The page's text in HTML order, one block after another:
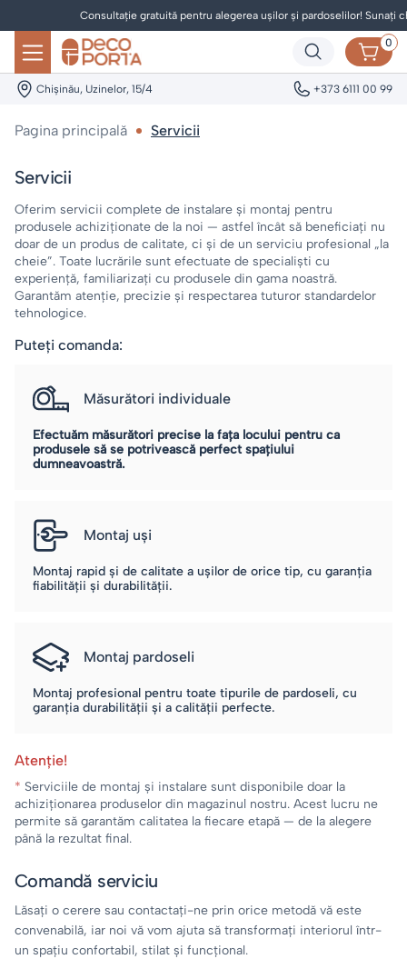
Consultație gratuită pentru alegerea ușilor și pardoselilor! Sunați
0
Chișinău, Uzinelor, 15/4 +373 6111 00 99
Pagina principală Servicii
Servicii
Oferim servicii complete de instalare și montaj pentru
produsele achiziționate de la noi — astfel încât să beneficiați nu
doar de un produs de calitate, ci și de un serviciu profesional „la
cheie”. Toate lucrările sunt efectuate de specialiști cu
experiență, familiarizați cu produsele din gama noastră.
Garantăm atenție, precizie și respectarea tuturor standardelor
tehnologice.
Puteți comanda:
Măsurători individuale
Efectuăm măsurători precise la fața locului pentru ca
produsele să se potrivească perfect spațiului
dumneavoastră.
Montaj uși
Montaj rapid și de calitate a ușilor de orice tip, cu garanția
fiabilității și durabilității.
Montaj pardoseli
Montaj profesional pentru toate tipurile de pardoseli, cu
garanția durabilității și a calității perfecte.
Atenție!
* Serviciile de montaj și instalare sunt disponibile doar la
achiziționarea produselor din magazinul nostru. Acest lucru ne
permite să garantăm calitatea la fiecare etapă — de la alegere
până la rezultat final.
Comandă serviciu
Lăsați o cerere sau contactați-ne prin orice metodă vă este
convenabilă, iar noi vă vom ajuta să transformați interiorul într-
un spațiu confortabil, stilat și funcțional.